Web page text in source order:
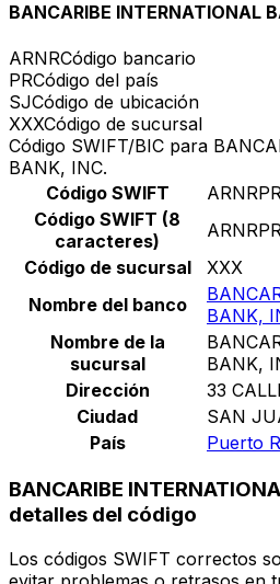
BANCARIBE INTERNATIONAL
ARNRCódigo bancario
PRCódigo del país
SJCódigo de ubicación
XXXCódigo de sucursal
Código SWIFT/BIC para
BANK, INC.
Código SWIFT
Código SWIFT (8
caracteres)
Código de sucursal
XXX
Nombre del banco
BANK,
Nombre de la
sucursal
BANK,
Dirección
33
Ciudad
SAN
País
Puerto
BANCARIBE
detalles del código
Los códigos SWIFT correctos